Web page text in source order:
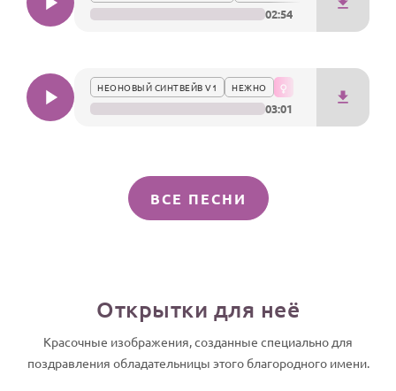
02:54
НЕОНОВЫЙ СИНТВЕЙВ V1 НЕЖНО
03:01
ВСЕ ПЕСНИ
Открытки для неё
Красочные изображения, созданные специально для
поздравления обладательницы этого благородного имени.